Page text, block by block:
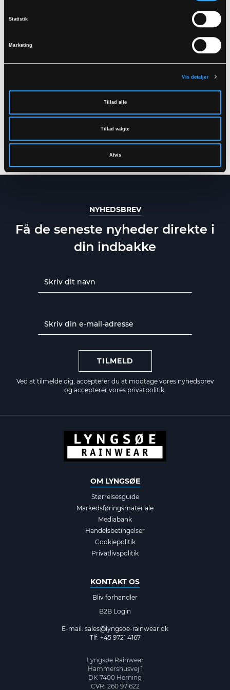
Statistik
Marketing
Vis detaljer
Tillad alle
Tillad valgte
Afvis
+ 1
LR48
XXS - 5XL
+ 1
LR46
KVALITET
XS - 4XL
NYHEDSBREV
Få de seneste nyheder direkte i
din indbakke
TILMELD
Ved at tilmelde dig, accepterer du at modtage vores nyhedsbrev
og accepterer vores privatpolitik.
OM LYNGSØE
Størrelsesguide
Markedsføringsmateriale
Mediabank
Handelsbetingelser
Cookiepolitik
Privatlivspolitik
KONTAKT OS
Bliv forhandler
B2B Login
E-mail: sales@lyngsoe-rainwear.dk
Tlf: +45 9721 4167
Lyngsøe Rainwear
Hammershusvej 1
DK 7400 Herning
CVR: 260 97 622